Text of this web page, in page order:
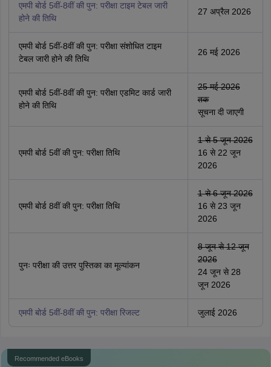
एमपी बोर्ड 5वीं-8वीं की पुन: परीक्षा टाइम टेबल जारी
होने की तिथि
27 अप्रैल 2026
एमपी बोर्ड 5वीं-8वीं की पुन: परीक्षा संशोधित टाइम
टेबल जारी होने की तिथि
26 मई 2026
एमपी बोर्ड 5वीं-8वीं की पुन: परीक्षा एडमिट कार्ड जारी
होने की तिथि
25 मई 2026
तक
सूचना दी जाएगी
एमपी बोर्ड 5वीं की पुन: परीक्षा तिथि
1 से 5 जून 2026
16 से 22 जून
2026
एमपी बोर्ड 8वीं की पुन: परीक्षा तिथि
1 से 6 जून 2026
16 से 23 जून
2026
पुनः परीक्षा की उत्तर पुस्तिका का मूल्यांकन
8 जून से 12 जून
2026
24 जून से 28
जून 2026
एमपी बोर्ड 5वीं-8वीं की पुन: परीक्षा रिजल्ट जुलाई 2026
Recommended eBooks